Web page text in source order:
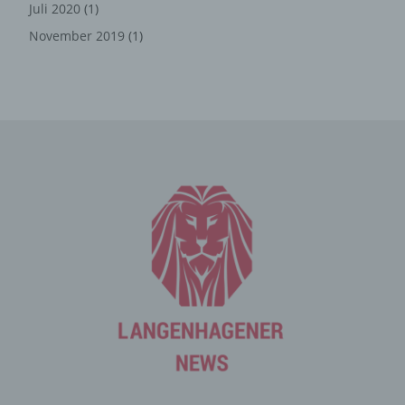
Juli 2020 (1)
November 2019 (1)
Mittels eines Cookies können die Informationen und
Besuch der Internetseite erneut seine Zugangsdaten
eingeben, weil dies von der Internetseite und dem auf
dem Computersystem des Benutzers abgelegten Cookie
übernommen wird. Ein weiteres Beispiel ist das Cookie
eines Warenkorbes im Online-Shop. Der Online-Shop
merkt sich die Artikel, die ein Kunde in den virtuellen
Warenkorb gelegt hat, über ein Cookie.
Die betroffene Person kann die Setzung von Cookies
durch unsere Internetseite jederzeit mittels einer